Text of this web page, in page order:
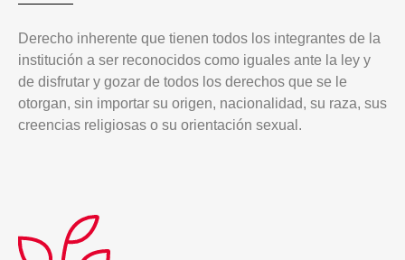
Derecho inherente que tienen todos los integrantes de la
institución a ser reconocidos como iguales ante la ley y
de disfrutar y gozar de todos los derechos que se le
otorgan, sin importar su origen, nacionalidad, su raza, sus
creencias religiosas o su orientación sexual.